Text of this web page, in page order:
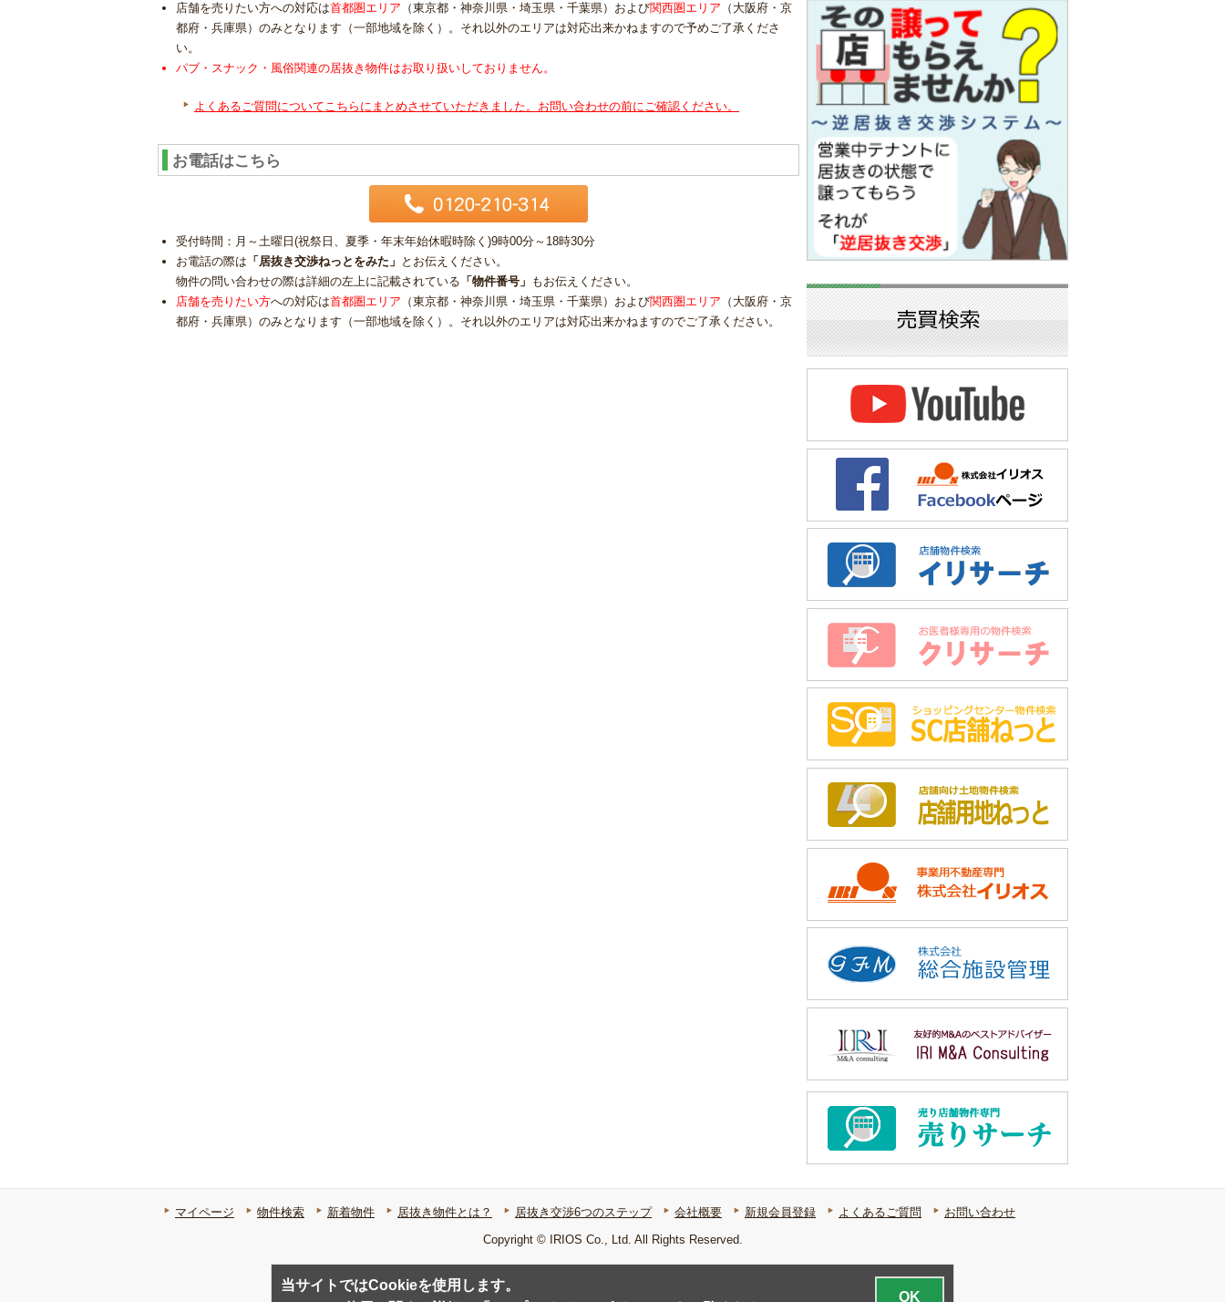
店舗を売りたい方への対応は首都圏エリア （東京都・神奈川県・埼玉県・千葉県）および関西圏エリア （大阪府・京
都府・兵庫県）のみとなります（一部地域を除く）。それ以外のエリアは対応出来かねますので予めご了承くださ
い。
パブ・スナック・風俗関連の居抜き物件はお取り扱いしておりません。
よくあるご質問についてこちらにまとめさせていただきました。お問い合わせの前にご確認ください。
お電話はこちら
受付時間：月～土曜日(祝祭日、夏季・年末年始休暇時除く)9時00分～18時30分
お電話の際は 「居抜き交渉ねっとをみた」 とお伝えください。
物件の問い合わせの際は詳細の左上に記載されている 「物件番号」 もお伝えください。
店舗を売りたい方への対応は首都圏エリア （東京都・神奈川県・埼玉県・千葉県）および関西圏エリア （大阪府・京
都府・兵庫県）のみとなります（一部地域を除く）。それ以外のエリアは対応出来かねますのでご了承ください。
マイページ 物件検索 新着物件 居抜き物件とは？ 居抜き交渉6つのステップ 会社概要 新規会員登録 よくあるご質問
お問い合わせ
Copyright © IRIOS Co., Ltd. All Rights Reserved.
当サイトではCookieを使用します。
OK